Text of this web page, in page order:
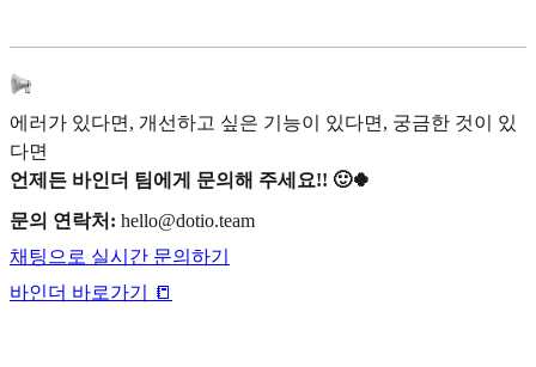
에러가 있다면, 개선하고 싶은 기능이 있다면, 궁금한 것이 있
다면
언제든 바인더 팀에게 문의해 주세요!! 🙂🍀
문의 연락처: hello@dotio.team
채팅으로 실시간 문의하기
바인더 바로가기 📒